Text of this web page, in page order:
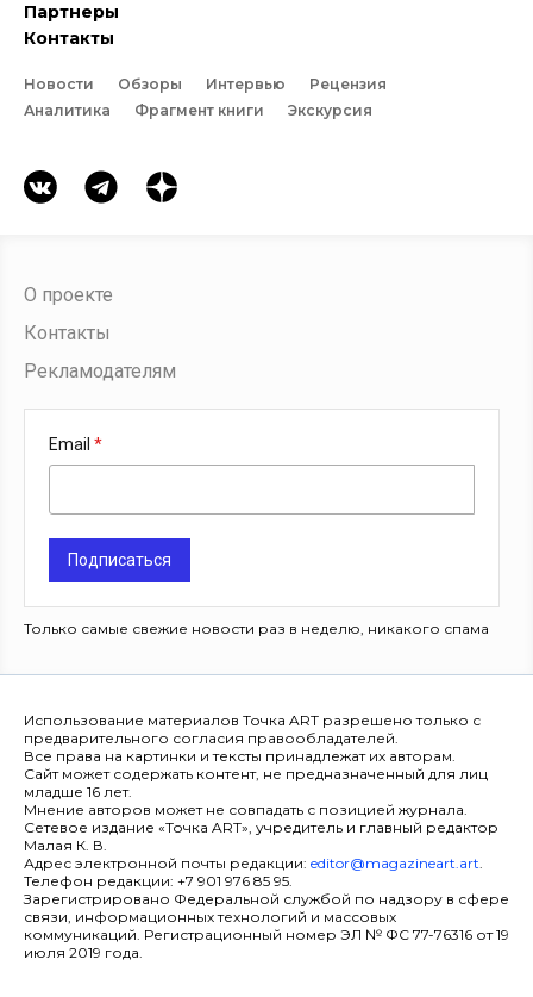
Партнеры
Контакты
Новости Обзоры Интервью
Рецензия
Аналитика
Фрагмент книги Экскурсия
О проекте
Контакты
Рекламодателям
Email
Подписаться
Только самые свежие новости раз в неделю, никакого спама
Использование материалов Точка ART разрешено только с
предварительного согласия правообладателей.
Все права на картинки и тексты принадлежат их авторам.
Сайт может содержать контент, не предназначенный для лиц
младше 16 лет.
Мнение авторов может не совпадать с позицией журнала.
Сетевое издание «Точка ART», учредитель и главный редактор
Малая К. В.
Адрес электронной почты редакции: editor@magazineart.art.
Телефон редакции: +7 901 976 85 95.
Зарегистрировано Федеральной службой по надзору в сфере
связи, информационных технологий и массовых
коммуникаций. Регистрационный номер ЭЛ № ФС 77-76316 от 19
июля 2019 года.